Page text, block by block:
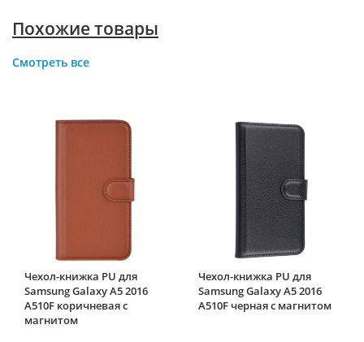
Похожие товары
Смотреть все
Чехол-книжка PU для
Samsung Galaxy A5 2016
A510F коричневая с
магнитом
Чехол-книжка PU для
Samsung Galaxy A5 2016
A510F черная с магнитом